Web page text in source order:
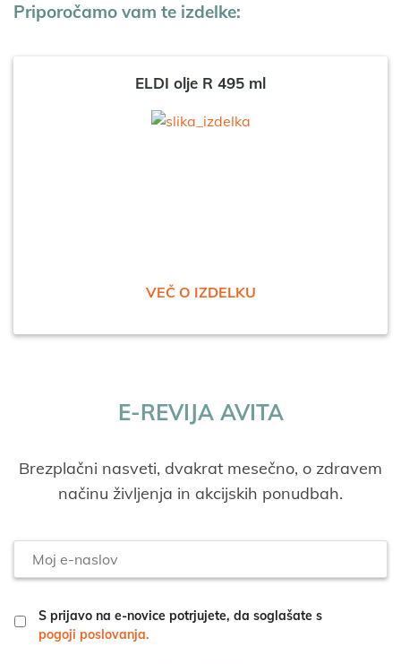
Priporočamo vam te izdelke:
ELDI olje R 495 ml
VEČ O IZDELKU
E-REVIJA AVITA
Brezplačni nasveti, dvakrat mesečno, o zdravem
načinu življenja in akcijskih ponudbah.
naslov
S prijavo na e-novice potrjujete, da soglašate s
pogoji poslovanja.